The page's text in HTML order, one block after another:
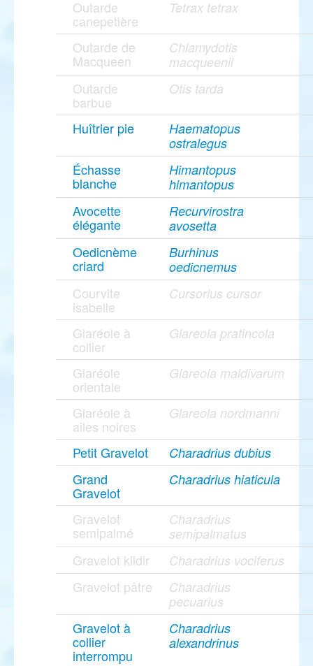
Outarde
canepetière
Tetrax tetrax
Outarde de
Macqueen
Chlamydotis
macqueenii
Outarde
barbue
Otis tarda
Huîtrier pie
Haematopus
ostralegus
Échasse
blanche
Himantopus
himantopus
Avocette
élégante
Recurvirostra
avosetta
Oedicnème
criard
Burhinus
oedicnemus
Courvite
isabelle
Cursorius cursor
Glaréole à
collier
Glareola pratincola
Glaréole
orientale
Glareola maldivarum
Glaréole à
ailes noires
Glareola nordmanni
Petit Gravelot Charadrius dubius
Grand
Gravelot
Charadrius hiaticula
Gravelot
semipalmé
Charadrius
semipalmatus
Gravelot kildir Charadrius vociferus
Gravelot pâtre
Charadrius
pecuarius
Gravelot à
collier
interrompu
Charadrius
alexandrinus